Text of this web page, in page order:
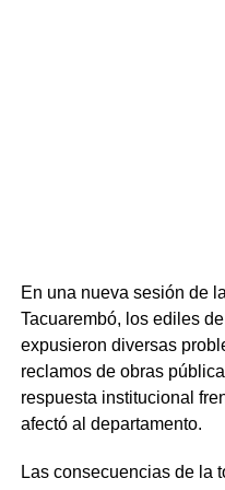
En una nueva sesión de
Tacuarembó, los ediles
expusieron diversas
reclamos de obras
respuesta institucional
afectó al departamento.
Las consecuencias de la